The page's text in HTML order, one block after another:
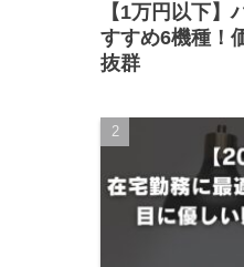
【1万円以下
すすめ6機種！
抜群